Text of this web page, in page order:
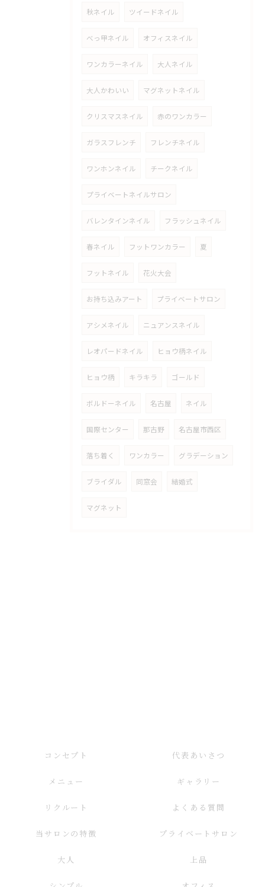
秋ネイル ツイードネイル
べっ甲ネイル オフィスネイル
ワンカラーネイル 大人ネイル
大人かわいい マグネットネイル
クリスマスネイル 赤のワンカラー
ガラスフレンチ フレンチネイル
ワンホンネイル チークネイル
プライベートネイルサロン
バレンタインネイル フラッシュネイル
春ネイル フットワンカラー 夏
フットネイル 花火大会
お持ち込みアート プライベートサロン
アシメネイル ニュアンスネイル
レオパードネイル ヒョウ柄ネイル
ヒョウ柄 キラキラ ゴールド
ボルドーネイル 名古屋 ネイル
国際センター 那古野 名古屋市西区
落ち着く ワンカラー グラデーション
ブライダル 同窓会 結婚式
マグネット
コンセプト 代表あいさつ
メニュー ギャラリー
リクルート よくある質問
当サロンの特徴 プライベートサロン
大人 上品